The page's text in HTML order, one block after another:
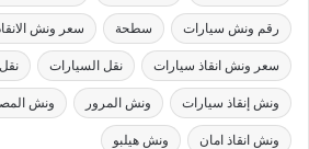
رقم ونش سيارات سطحة سعر ونش
سعر ونش انقاذ سيارات نقل السيارات
ونش إنقاذ سيارات ونش المرور ونش
ونش انقاذ امان ونش هيلبو